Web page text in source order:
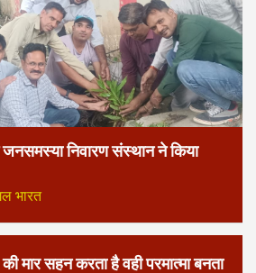
निवारण संस्थान ने किया
भारत
मार सहन करता है वही परमात्मा बनता